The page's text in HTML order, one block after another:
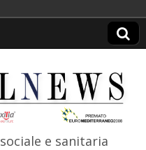
e sanitaria